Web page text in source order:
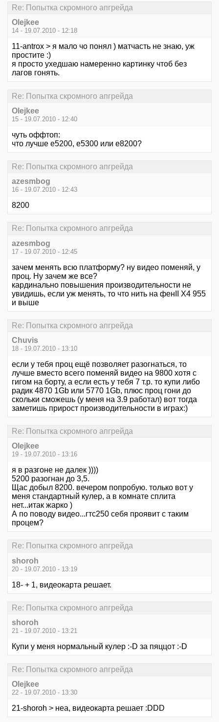
Re: Попытка скромного апгрейда
Olejkee
14 - 19.07.2010 - 12:18
11-antrox > я мало чо понял ) матчасть не знаю, уж
простите :)
я просто ухедшаю намеренно картинку чтоб без
лагов гонять.
Re: Попытка скромного апгрейда
Olejkee
15 - 19.07.2010 - 12:40
чуть оффтоп:
что лучше e5200, e5300 или e8200?
Re: Попытка скромного апгрейда
azesmbog
16 - 19.07.2010 - 12:43
8200
Re: Попытка скромного апгрейда
azesmbog
17 - 19.07.2010 - 12:45
зачем менять всю платформу? ну видео поменяй, у
проц. Ну зачем же все?
кардинально повышения производительности не
увидишь, если уж менять, то что нить на фенII X4 955
и выше
Re: Попытка скромного апгрейда
Chuvis
18 - 19.07.2010 - 13:10
если у тебя проц ещё позволяет разогнаться, то
лучше вместо всего поменяй видео на 9800 хотя с
гигом на борту, а если есть у тебя 7 т.р. то купи либо
радик 4870 1Gb или 5770 1Gb, плюс проц гони до
скольки сможешь (у меня на 3.9 работал) вот тогда
заметишь прирост производительности в играх:)
Re: Попытка скромного апгрейда
Olejkee
19 - 19.07.2010 - 13:16
я в разгоне не далек ))))
5200 разогнан до 3,5.
Щас добыл 8200. вечером попробую. только вот у
меня стандартный кулер, а в комнате сплита
нет...итак жарко )
А по поводу видео...гтс250 себя проявит с таким
процем?
Re: Попытка скромного апгрейда
shoroh
20 - 19.07.2010 - 13:19
18- + 1, видеокарта решает.
Re: Попытка скромного апгрейда
shoroh
21 - 19.07.2010 - 13:21
Купи у меня нормальный кулер :-D за пяццот :-D
Re: Попытка скромного апгрейда
Olejkee
22 - 19.07.2010 - 13:30
21-shoroh > неа, видеокарта решает :DDD